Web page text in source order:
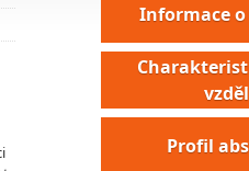
Informace
Profil